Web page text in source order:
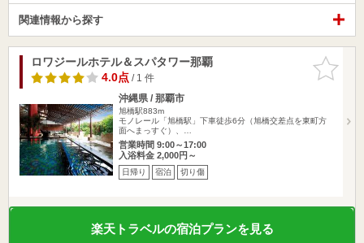
関連情報から探す
お気に入
りに追加
ロワジールホテル＆スパタワー那覇
4.0点/ 1 件
沖縄県 / 那覇市
旭橋駅883m
モノレール「旭橋駅」下車徒歩6分（旭橋交差点を東町方
面へまっすぐ）、…
営業時間 9:00～17:00
入浴料金 2,000円～
日帰り 宿泊 切り傷
楽天トラベルの宿泊プランを見る